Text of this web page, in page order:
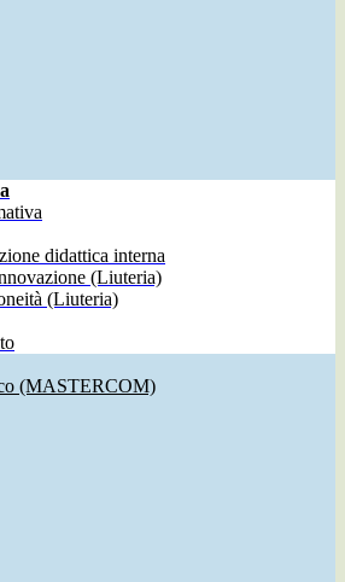
didattica interna
(Liuteria)
(Liuteria)
(MASTERCOM)